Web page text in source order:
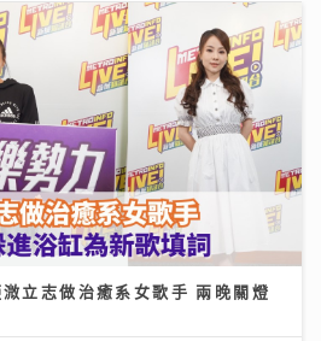
溦立志做治癒系女歌手 兩晚關燈